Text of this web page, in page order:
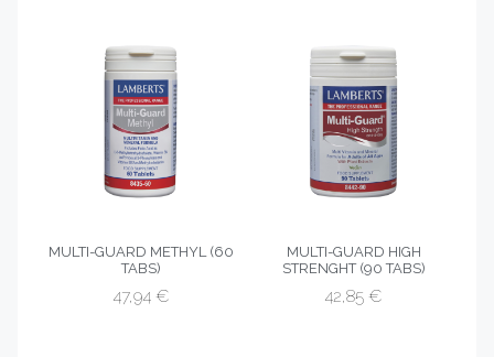
MULTI-GUARD METHYL (60
TABS)
47,94 €
MULTI-GUARD HIGH
STRENGHT (90 TABS)
42,85 €